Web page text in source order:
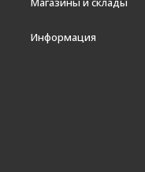
Информация